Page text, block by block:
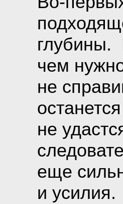
глубины.
чем
не
не
еще
и усилия.